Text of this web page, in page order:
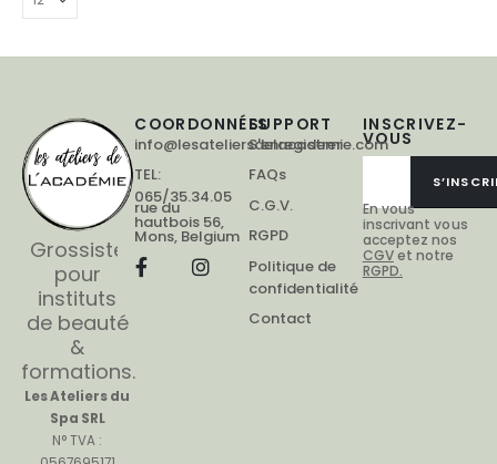
Grossiste
pour
instituts
de beauté
&
formations.
Les Ateliers du
Spa SRL
N° TVA :
INSCRIVEZ-
VOUS
En vous
inscrivant vous
acceptez nos
CGVet notre
RGPD.
COORDONNÉES
info@lesateliersdelacademie.com
TEL:
065/35.34.05
rue du
hautbois 56,
Mons, Belgium
SUPPORT
S'enregistrer
FAQs
C.G.V.
RGPD
Politique de
confidentialité
Contact